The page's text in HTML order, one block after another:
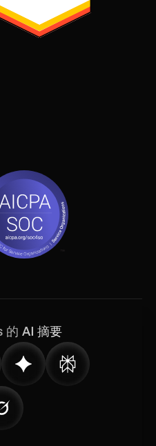
的 AI 摘要